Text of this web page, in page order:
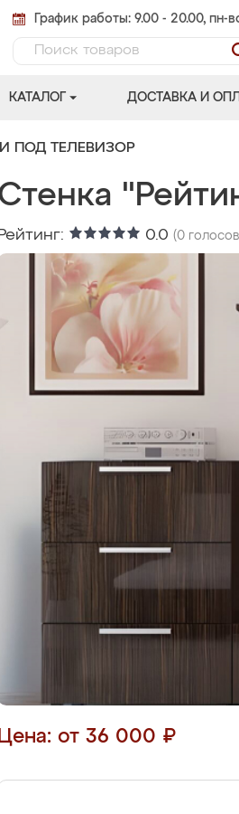
График работы: 9.00 - 20.00, пн-
КАТАЛОГ ДОСТАВКА И
ПОД ТЕЛЕВИЗОР
Рейтинг: 0.0 (0
Цена: от 36 000 ₽